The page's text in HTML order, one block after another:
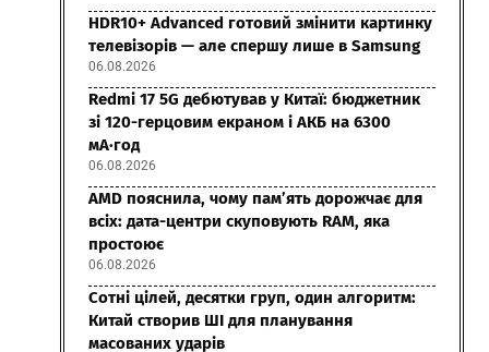
HDR10+ Advanced готовий змінити картинку
телевізорів — але спершу лише в Samsung
06.08.2026
Redmi 17 5G дебютував у Китаї: бюджетник
зі 120-герцовим екраном і АКБ на 6300
мА·год
06.08.2026
AMD пояснила, чому пам’ять дорожчає для
всіх: дата-центри скуповують RAM, яка
простоює
06.08.2026
Сотні цілей, десятки груп, один алгоритм:
Китай створив ШІ для планування
масованих ударів